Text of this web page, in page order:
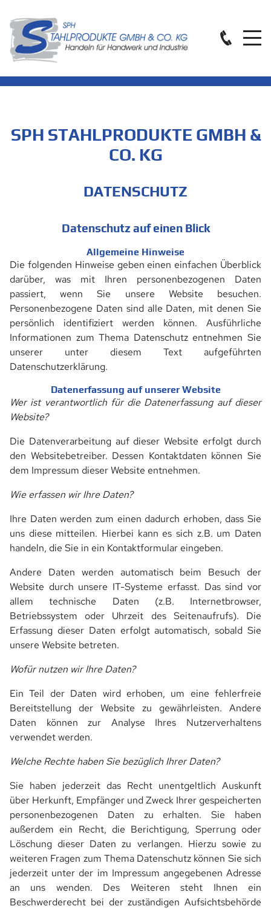
SPH STAHLPRODUKTE GMBH &
CO. KG
DATENSCHUTZ
Datenschutz auf einen Blick
Allgemeine Hinweise
Die folgenden Hinweise geben einen einfachen Überblick
darüber, was mit Ihren personenbezogenen Daten
passiert, wenn Sie unsere Website besuchen.
Personenbezogene Daten sind alle Daten, mit denen Sie
persönlich identifiziert werden können. Ausführliche
Informationen zum Thema Datenschutz entnehmen Sie
unserer unter diesem Text aufgeführten
Datenschutzerklärung.
Datenerfassung auf unserer Website
Wer ist verantwortlich für die Datenerfassung auf dieser
Website?
Die Datenverarbeitung auf dieser Website erfolgt durch
den Websitebetreiber. Dessen Kontaktdaten können Sie
dem Impressum dieser Website entnehmen.
Wie erfassen wir Ihre Daten?
Ihre Daten werden zum einen dadurch erhoben, dass Sie
uns diese mitteilen. Hierbei kann es sich z.B. um Daten
handeln, die Sie in ein Kontaktformular eingeben.
Andere Daten werden automatisch beim Besuch der
Website durch unsere IT-Systeme erfasst. Das sind vor
allem technische Daten (z.B. Internetbrowser,
Betriebssystem oder Uhrzeit des Seitenaufrufs). Die
Erfassung dieser Daten erfolgt automatisch, sobald Sie
unsere Website betreten.
Wofür nutzen wir Ihre Daten?
Ein Teil der Daten wird erhoben, um eine fehlerfreie
Bereitstellung der Website zu gewährleisten. Andere
Daten können zur Analyse Ihres Nutzerverhaltens
verwendet werden.
Welche Rechte haben Sie bezüglich Ihrer Daten?
Sie haben jederzeit das Recht unentgeltlich Auskunft
über Herkunft, Empfänger und Zweck Ihrer gespeicherten
personenbezogenen Daten zu erhalten. Sie haben
außerdem ein Recht, die Berichtigung, Sperrung oder
Löschung dieser Daten zu verlangen. Hierzu sowie zu
weiteren Fragen zum Thema Datenschutz können Sie sich
jederzeit unter der im Impressum angegebenen Adresse
an uns wenden. Des Weiteren steht Ihnen ein
Beschwerderecht bei der zuständigen Aufsichtsbehörde